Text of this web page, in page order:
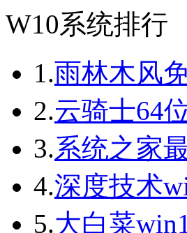
W10系统排行
1.雨林木风
2.云骑士64
3.系统之家
4.深度技术
5.大白菜